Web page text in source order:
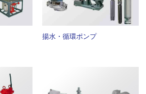
揚水・循環ポンプ